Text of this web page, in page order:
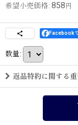
希望小売価格: 858 円
Facebook
数量:
返品特約に関する